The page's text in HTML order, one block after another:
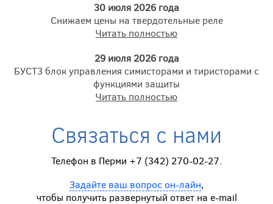
30 июля 2026 года
Снижаем цены на твердотельные реле
Читать полностью
29 июля 2026 года
БУСТ3 блок управления симисторами и тиристорами с
функциями защиты
Читать полностью
Связаться с нами
Телефон в Перми +7 (342) 270-02-27.
Задайте ваш вопрос он-лайн,
чтобы получить развернутый ответ на e-mail